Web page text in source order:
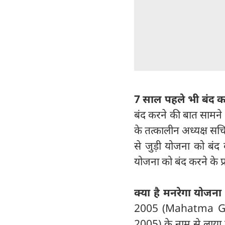
7 साल पहले भी बंद
बंद करने की बात सामने
के तत्कालीन अध्यक्ष
से जुड़ी योजना को बंद
योजना को बंद करने के
क्या है मनरेगा
2005 (Mahatma